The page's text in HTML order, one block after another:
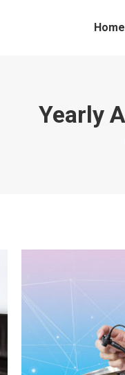
Home
Yearly